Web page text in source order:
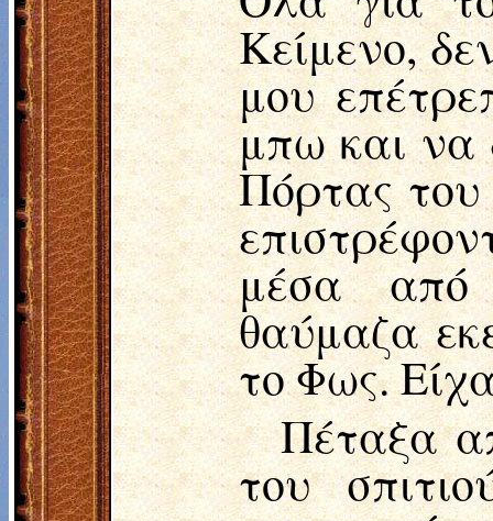
Κείμενο,
μου
μπω και να
Πόρτας
μέσα από
θαύμαζα
το Φως.
Πέταξα
του